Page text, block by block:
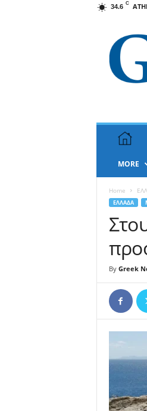
34.6 C
k
MORE
Home
ΕΛΛΑΔΑ
By Greek